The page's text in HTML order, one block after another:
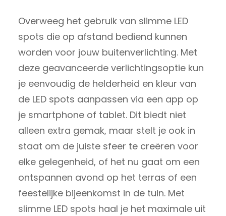
Overweeg het gebruik van slimme LED
spots die op afstand bediend kunnen
worden voor jouw buitenverlichting. Met
deze geavanceerde verlichtingsoptie kun
je eenvoudig de helderheid en kleur van
de LED spots aanpassen via een app op
je smartphone of tablet. Dit biedt niet
alleen extra gemak, maar stelt je ook in
staat om de juiste sfeer te creëren voor
elke gelegenheid, of het nu gaat om een
ontspannen avond op het terras of een
feestelijke bijeenkomst in de tuin. Met
slimme LED spots haal je het maximale uit